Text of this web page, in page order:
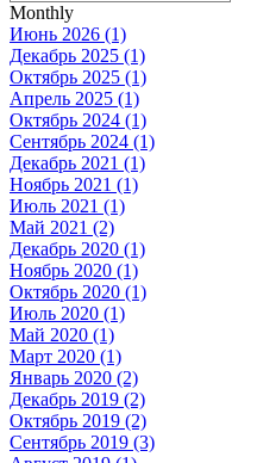
Monthly
Июнь 2026 (1)
Декабрь 2025 (1)
Октябрь 2025 (1)
Апрель 2025 (1)
Октябрь 2024 (1)
Сентябрь 2024 (1)
Декабрь 2021 (1)
Ноябрь 2021 (1)
Июль 2021 (1)
Май 2021 (2)
Декабрь 2020 (1)
Ноябрь 2020 (1)
Октябрь 2020 (1)
Июль 2020 (1)
Май 2020 (1)
Март 2020 (1)
Январь 2020 (2)
Декабрь 2019 (2)
Октябрь 2019 (2)
Сентябрь 2019 (3)